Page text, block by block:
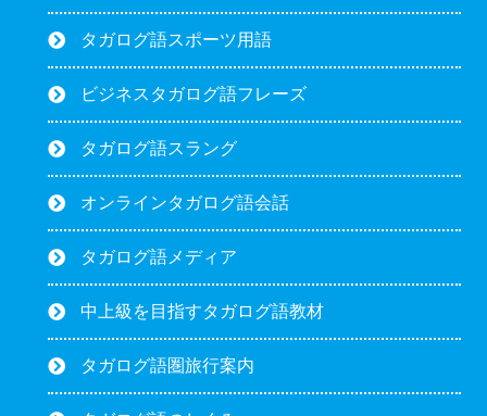
タガログ語スポーツ用語
ビジネスタガログ語フレーズ
タガログ語スラング
オンラインタガログ語会話
タガログ語メディア
中上級を目指すタガログ語教材
タガログ語圏旅行案内